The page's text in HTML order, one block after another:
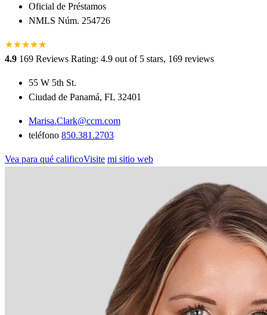
Oficial de Préstamos
NMLS Núm. 254726
★★★★★
★
4.9 169 Reviews Rating: 4.9 out of 5 stars, 169 reviews
55 W 5th St.
Ciudad de Panamá, FL 32401
Marisa.Clark@ccm.com
teléfono 850.381.2703
Vea para qué calificoVisite mi sitio web